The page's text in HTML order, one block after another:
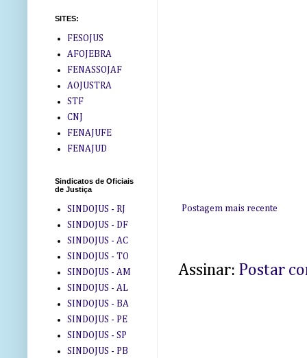
Postagem mais recente
Assinar: Postar
SITES:
FESOJUS
AFOJEBRA
FENASSOJAF
AOJUSTRA
STF
CNJ
FENAJUFE
FENAJUD
Sindicatos de Oficiais
de Justiça
SINDOJUS - RJ
SINDOJUS - DF
SINDOJUS - AC
SINDOJUS - TO
SINDOJUS - AM
SINDOJUS - AL
SINDOJUS - BA
SINDOJUS - PE
SINDOJUS - SP
SINDOJUS - PB